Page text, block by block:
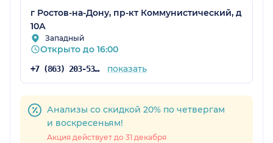
г Ростов-на-Дону, пр-кт Коммунистический, д
10А
Западный
Открыто до 16:00
+7 (863) 203-53-57 показать
Анализы со скидкой 20% по четвергам
и воскресеньям!
Акция действует до 31 декабря